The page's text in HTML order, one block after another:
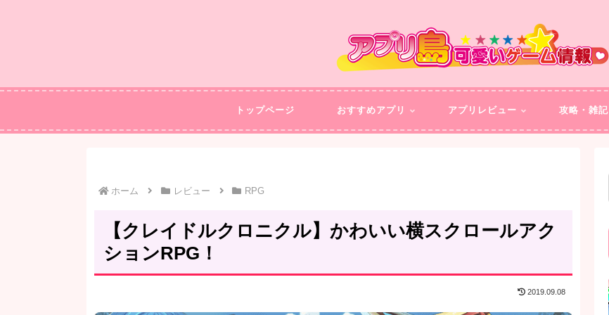
トップページ おすすめアプリ アプリレビュー 攻略・雑記
ホーム レビュー RPG
【クレイドルクロニクル】かわいい横スクロールアク
ションRPG！
2019.09.08